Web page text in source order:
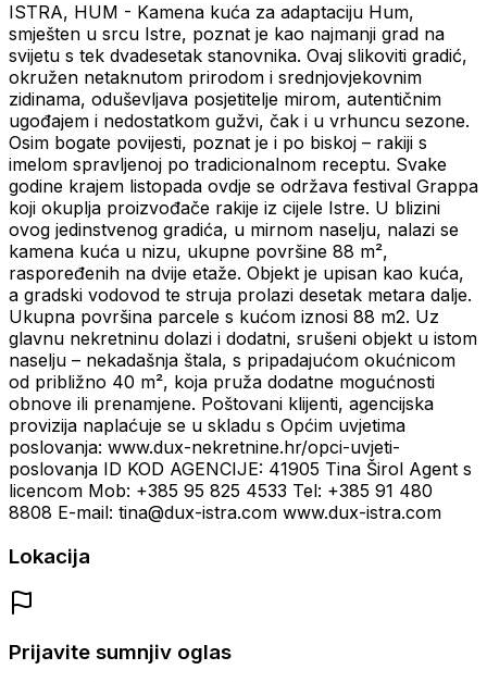
ISTRA, HUM - Kamena kuća za adaptaciju Hum,
smješten u srcu Istre, poznat je kao najmanji grad na
svijetu s tek dvadesetak stanovnika. Ovaj slikoviti gradić,
okružen netaknutom prirodom i srednjovjekovnim
zidinama, oduševljava posjetitelje mirom, autentičnim
ugođajem i nedostatkom gužvi, čak i u vrhuncu sezone.
Osim bogate povijesti, poznat je i po biskoj – rakiji s
imelom spravljenoj po tradicionalnom receptu. Svake
godine krajem listopada ovdje se održava festival Grappa
koji okuplja proizvođače rakije iz cijele Istre. U blizini
ovog jedinstvenog gradića, u mirnom naselju, nalazi se
kamena kuća u nizu, ukupne površine 88 m²,
raspoređenih na dvije etaže. Objekt je upisan kao kuća,
a gradski vodovod te struja prolazi desetak metara dalje.
Ukupna površina parcele s kućom iznosi 88 m2. Uz
glavnu nekretninu dolazi i dodatni, srušeni objekt u istom
naselju – nekadašnja štala, s pripadajućom okućnicom
od približno 40 m², koja pruža dodatne mogućnosti
obnove ili prenamjene. Poštovani klijenti, agencijska
provizija naplaćuje se u skladu s Općim uvjetima
poslovanja: www.dux-nekretnine.hr/opci-uvjeti-
poslovanja ID KOD AGENCIJE: 41905 Tina Širol Agent s
licencom Mob: +385 95 825 4533 Tel: +385 91 480
8808 E-mail: tina@dux-istra.com www.dux-istra.com
Lokacija
Prijavite sumnjiv oglas